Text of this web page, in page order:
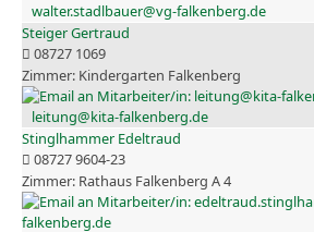
walter.stadlbauer@vg-falkenberg.de
Steiger Gertraud
08727 1069
Kindergarten Falkenberg
leitung@kita-falkenberg.de
Stinglhammer Edeltraud
08727 9604-23
Rathaus Falkenberg A 4